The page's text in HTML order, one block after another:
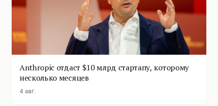
Anthropic отдаст $10 млрд стартапу, которому
несколько месяцев
4 авг.